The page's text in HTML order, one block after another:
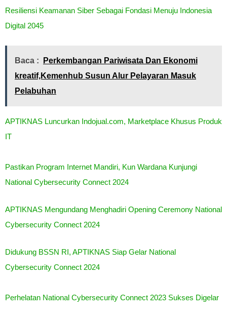
Resiliensi Keamanan Siber Sebagai Fondasi Menuju Indonesia
Digital 2045
Baca :
Perkembangan Pariwisata Dan Ekonomi
kreatif,Kemenhub Susun Alur Pelayaran Masuk
Pelabuhan
APTIKNAS Luncurkan Indojual.com, Marketplace Khusus Produk
IT
Pastikan Program Internet Mandiri, Kun Wardana Kunjungi
National Cybersecurity Connect 2024
APTIKNAS Mengundang Menghadiri Opening Ceremony National
Cybersecurity Connect 2024
Didukung BSSN RI, APTIKNAS Siap Gelar National
Cybersecurity Connect 2024
Perhelatan National Cybersecurity Connect 2023 Sukses Digelar